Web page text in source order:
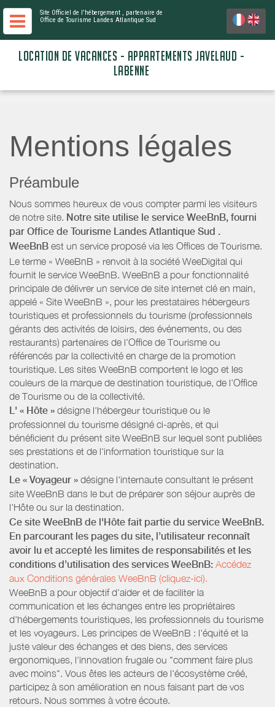
Site Officiel de l'hébergement , partenaire de
Office de Tourisme Landes Atlantique Sud
LOCATION DE VACANCES - APPARTEMENTS JAVELAUD -
LABENNE
Mentions légales
Préambule
Nous sommes heureux de vous compter parmi les visiteurs
de notre site. Notre site utilise le service WeeBnB, fourni
par Office de Tourisme Landes Atlantique Sud .
WeeBnB est un service proposé via les Offices de Tourisme.
Le terme « WeeBnB » renvoit à la société WeeDigital qui
fournit le service WeeBnB. WeeBnB a pour fonctionnalité
principale de délivrer un service de site internet clé en main,
appelé « Site WeeBnB », pour les prestataires hébergeurs
touristiques et professionnels du tourisme (professionnels
gérants des activités de loisirs, des événements, ou des
restaurants) partenaires de l’Office de Tourisme ou
référencés par la collectivité en charge de la promotion
touristique. Les sites WeeBnB comportent le logo et les
couleurs de la marque de destination touristique, de l’Office
de Tourisme ou de la collectivité.
L' « Hôte » désigne l'hébergeur touristique ou le
professionnel du tourisme désigné ci-après, et qui
bénéficient du présent site WeeBnB sur lequel sont publiées
ses prestations et de l'information touristique sur la
destination.
Le « Voyageur » désigne l'internaute consultant le présent
site WeeBnB dans le but de préparer son séjour auprès de
l'Hôte ou sur la destination.
Ce site WeeBnB de l'Hôte fait partie du service WeeBnB.
En parcourant les pages du site, l’utilisateur reconnaît
avoir lu et accepté les limites de responsabilités et les
conditions d’utilisation des services WeeBnB: Accédez
aux Conditions générales WeeBnB (cliquez-ici).
WeeBnB a pour objectif d’aider et de faciliter la
communication et les échanges entre les propriétaires
d'hébergements touristiques, les professionnels du tourisme
et les voyageurs. Les principes de WeeBnB : l'équité et la
juste valeur des échanges et des biens, des services
ergonomiques, l'innovation frugale ou "comment faire plus
avec moins". Vous êtes les acteurs de l'écosystème créé,
participez à son amélioration en nous faisant part de vos
retours. Nous sommes à votre écoute.